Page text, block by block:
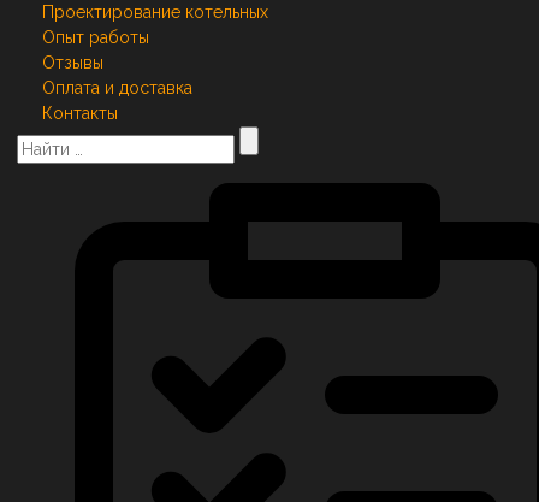
Проектирование котельных
Опыт работы
Отзывы
Оплата и доставка
Контакты